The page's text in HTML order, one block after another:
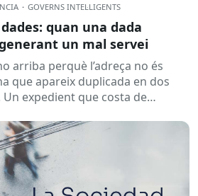
· GOVERNS INTEL·LIGENTS
quan una dada
un mal servei
arriba perquè l’adreça no és
que apareix duplicada en dos
expedient que costa de